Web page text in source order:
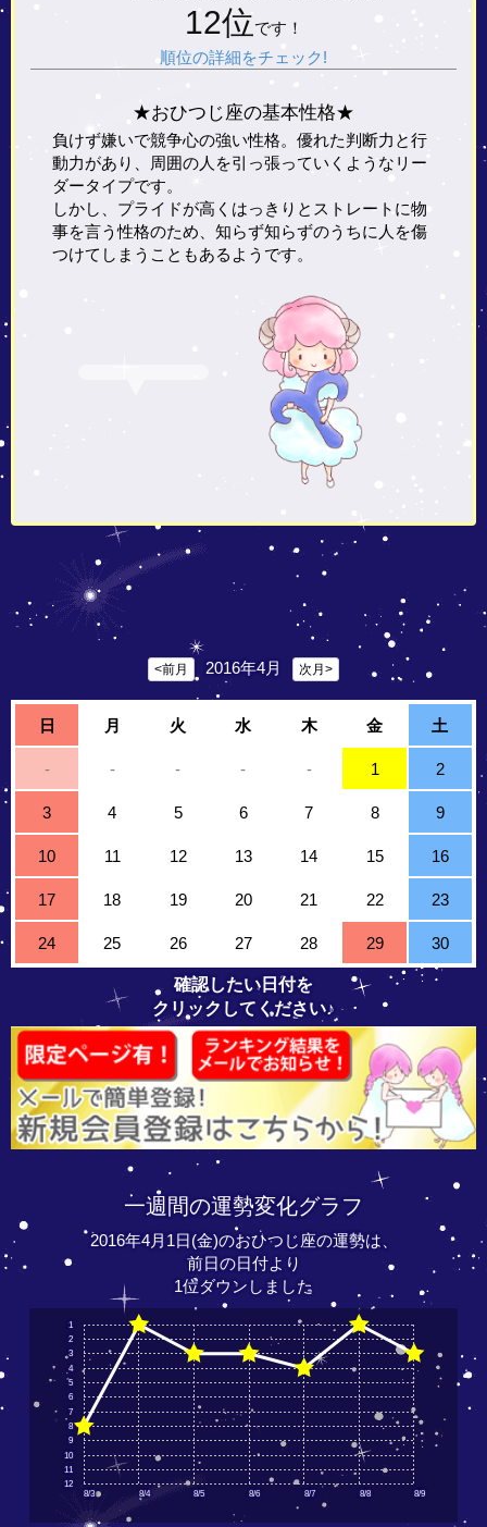
12位です！
順位の詳細をチェック!
★おひつじ座の基本性格★
負けず嫌いで競争心の強い性格。優れた判断力と行
動力があり、周囲の人を引っ張っていくようなリー
ダータイプです。
しかし、プライドが高くはっきりとストレートに物
事を言う性格のため、知らず知らずのうちに人を傷
つけてしまうこともあるようです。
<前月 2016年4月 次月>
日 月 火 水 木 金 土
- - - - - 1 2
3 4 5 6 7 8 9
10 11 12 13 14 15 16
17 18 19 20 21 22 23
24 25 26 27 28 29 30
確認したい日付を
クリックしてください♪
一週間の運勢変化グラフ
2016年4月1日(金)のおひつじ座の運勢は、
前日の日付より
1位ダウンしました
8/3 8/4 8/5 8/6 8/7 8/8 8/9
12
11
10
9
8
7
6
5
4
3
2
1